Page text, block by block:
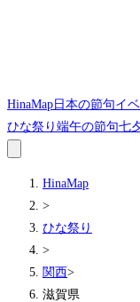
HinaMap 日本の節句イ
ひな祭り 端午の節句七
HinaMap
>
ひな祭り
>
関西>
滋賀県